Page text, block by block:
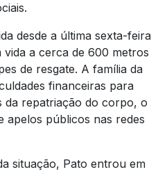
desde a última sexta-feira
a cerca de 600 metros
de resgate. A família da
financeiras para
repatriação do corpo, o
apelos públicos nas redes
situação, Pato entrou em